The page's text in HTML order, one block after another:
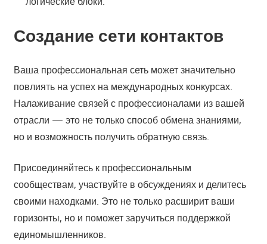
Создание сети контактов
Ваша профессиональная сеть может значительно
повлиять на успех на международных конкурсах.
Налаживание связей с профессионалами из вашей
отрасли — это не только способ обмена знаниями,
но и возможность получить обратную связь.
Присоединяйтесь к профессиональным
сообществам, участвуйте в обсуждениях и делитесь
своими находками. Это не только расширит ваши
горизонты, но и поможет заручиться поддержкой
единомышленников.